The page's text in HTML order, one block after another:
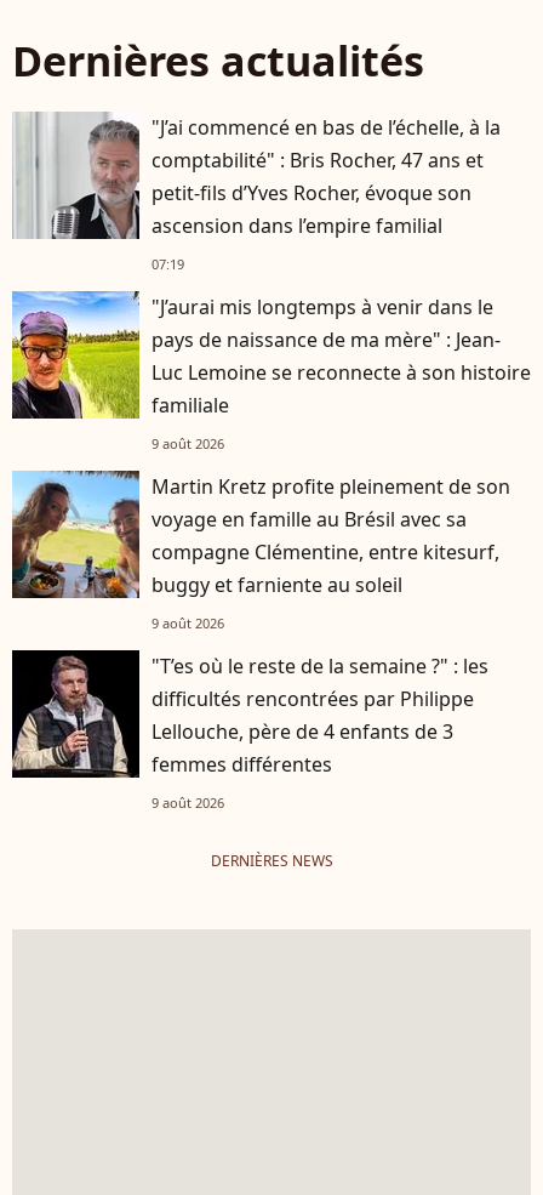
Dernières actualités
"J’ai commencé en bas de l’échelle, à la
comptabilité" : Bris Rocher, 47 ans et
petit-fils d’Yves Rocher, évoque son
ascension dans l’empire familial
07:19
"J’aurai mis longtemps à venir dans le
pays de naissance de ma mère" : Jean-
Luc Lemoine se reconnecte à son histoire
familiale
9 août 2026
Martin Kretz profite pleinement de son
voyage en famille au Brésil avec sa
compagne Clémentine, entre kitesurf,
buggy et farniente au soleil
9 août 2026
"T’es où le reste de la semaine ?" : les
difficultés rencontrées par Philippe
Lellouche, père de 4 enfants de 3
femmes différentes
9 août 2026
DERNIÈRES NEWS